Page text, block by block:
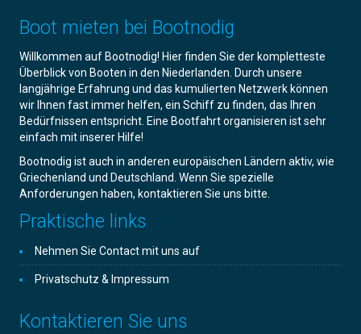
Boot mieten bei Bootnodig
Willkommen auf Bootnodig! Hier finden Sie der kompletteste
Überblick von Booten in den Niederlanden. Durch unsere
langjährige Erfahrung und das kumulierten Netzwerk können
wir Ihnen fast immer helfen, ein Schiff zu finden, das Ihren
Bedürfnissen entspricht. Eine Bootfahrt organisieren ist sehr
einfach mit inserer Hilfe!
Bootnodig ist auch in anderen europäischen Ländern aktiv, wie
Griechenland und Deutschland. Wenn Sie spezielle
Anforderungen haben, kontaktieren Sie uns bitte.
Praktische links
Nehmen Sie Contact mit uns auf
Privatschutz & Impressum
Kontaktieren Sie uns